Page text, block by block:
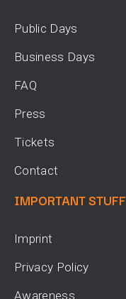
Public Days
Business Days
FAQ
Press
Tickets
Contact
IMPORTANT STUFF
Imprint
Privacy Policy
Awareness